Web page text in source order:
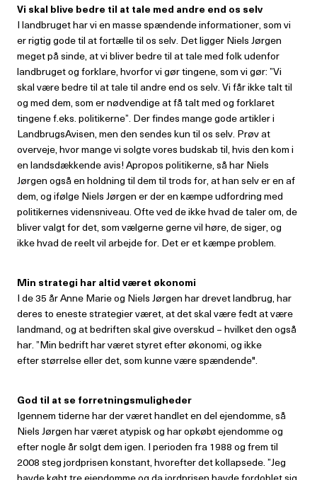
Vi skal blive bedre til at tale med andre end os selv
I landbruget har vi en masse spændende informationer, som vi
er rigtig gode til at fortælle til os selv. Det ligger Niels Jørgen
meget på sinde, at vi bliver bedre til at tale med folk udenfor
landbruget og forklare, hvorfor vi gør tingene, som vi gør: ”Vi
skal være bedre til at tale til andre end os selv. Vi får ikke talt til
og med dem, som er nødvendige at få talt med og forklaret
tingene f.eks. politikerne”. Der findes mange gode artikler i
LandbrugsAvisen, men den sendes kun til os selv. Prøv at
overveje, hvor mange vi solgte vores budskab til, hvis den kom i
en landsdækkende avis! Apropos politikerne, så har Niels
Jørgen også en holdning til dem til trods for, at han selv er en af
dem, og ifølge Niels Jørgen er der en kæmpe udfordring med
politikernes vidensniveau. Ofte ved de ikke hvad de taler om, de
bliver valgt for det, som vælgerne gerne vil høre, de siger, og
ikke hvad de reelt vil arbejde for. Det er et kæmpe problem.
Min strategi har altid været økonomi
I de 35 år Anne Marie og Niels Jørgen har drevet landbrug, har
deres to eneste strategier været, at det skal være fedt at være
landmand, og at bedriften skal give overskud – hvilket den også
har. ”Min bedrift har været styret efter økonomi, og ikke
efter størrelse eller det, som kunne være spændende".
God til at se forretningsmuligheder
Igennem tiderne har der været handlet en del ejendomme, så
Niels Jørgen har været atypisk og har opkøbt ejendomme og
efter nogle år solgt dem igen. I perioden fra 1988 og frem til
2008 steg jordprisen konstant, hvorefter det kollapsede. ”Jeg